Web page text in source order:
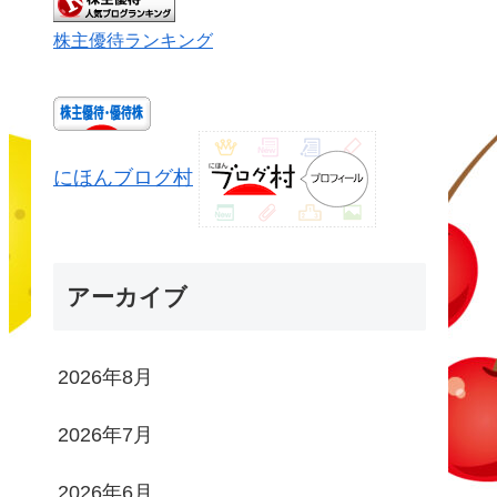
株主優待ランキング
にほんブログ村
アーカイブ
2026年8月
2026年7月